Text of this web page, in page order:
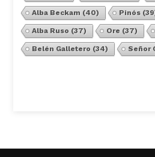
Alba Beckam (40) Pinós
Alba Ruso (37) Ore (37)
Belén Galletero (34) Señor